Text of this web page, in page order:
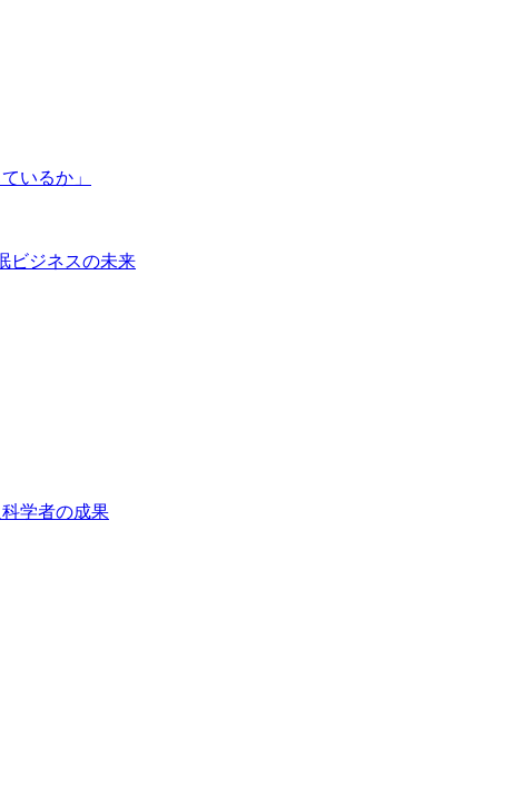
いるか」
ビジネスの未来
学者の成果